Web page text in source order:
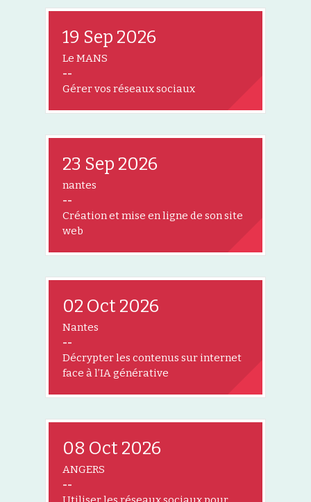
19 Sep 2026
Le MANS
--
Gérer vos réseaux sociaux
23 Sep 2026
nantes
--
Création et mise en ligne de son site
web
02 Oct 2026
Nantes
--
Décrypter les contenus sur internet
face à l’IA générative
08 Oct 2026
ANGERS
--